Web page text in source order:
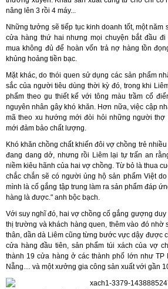
nâng lên 3 rồi 4 máy...
Những tưởng sẽ tiếp tục kinh doanh tốt, một
cửa hàng thứ hai nhưng mọi chuyện bắt đầu
mua không đủ để hoàn vốn trả nợ hàng tồn
khủng hoảng tiền bạc.
Mặt khác, do thói quen sử dụng các sản phẩm
sắc của người tiêu dùng thời kỳ đó, trong khi
phẩm theo gu thiết kế với tông màu trầm cổ
nguyên nhân gây khó khăn. Hơn nữa, việc cập
mã theo xu hướng mới đòi hỏi những người thợ
mới đảm bảo chất lượng.
Khó khăn chồng chất khiến đôi vợ chồng trẻ
đang dang dở, nhưng rồi Liêm lại tự trấn an
niềm kiêu hãnh của hai vợ chồng. Từ bỏ là thua
chắc chắn sẽ có người ủng hộ sản phẩm Việt
mình là cố gắng tập trung làm ra sản phẩm đáp
hàng là được." anh bộc bạch.
Với suy nghĩ đó, hai vợ chồng cố gắng gượng duy
thị trường và khách hàng quen, thêm vào đó
thân, dần dà Liêm cũng từng bước vực dậy được
cửa hàng đầu tiên, sản phẩm túi xách của vợ
thành 19 cửa hàng ở các thành phố lớn như TP
Nẵng… và một xưởng gia công sản xuất với gần